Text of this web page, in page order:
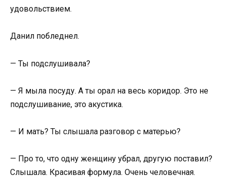
удовольствием.
Данил побледнел.
— Ты подслушивала?
— Я мыла посуду. А ты орал на весь коридор. Это не
подслушивание, это акустика.
— И мать? Ты слышала разговор с матерью?
— Про то, что одну женщину убрал, другую поставил?
Слышала. Красивая формула. Очень человечная.